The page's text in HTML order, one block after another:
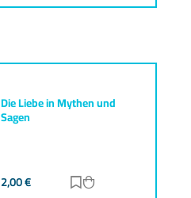
Die Liebe in Mythen und
Sagen
2,00€ Zur Merkliste